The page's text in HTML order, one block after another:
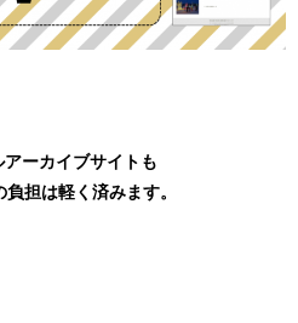
ーカイブサイトも
担は軽く済みます。